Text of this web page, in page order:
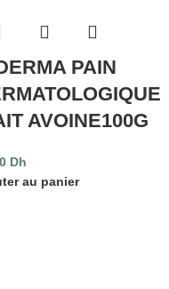
PAIN
AVOINE100G
Dh
au panier